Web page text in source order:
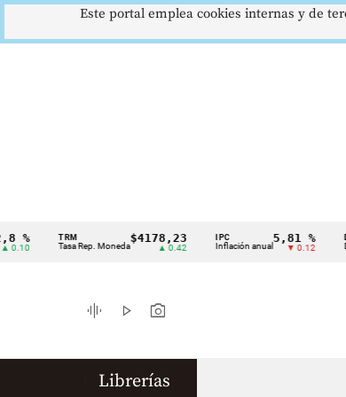
Cintillo
indicadores
económicos
Tasa Rep. Moneda
$4178,23
▲ 0.42 Inflación anual
5,81 %
▼ 0.12
graphic_eq play_arrow photo_camera
Librerías
Este portal emplea cookies internas y de